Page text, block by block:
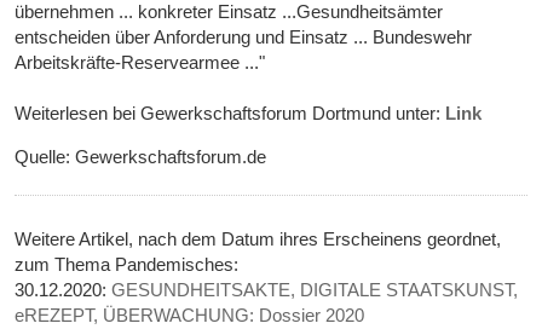
übernehmen ... konkreter Einsatz ...Gesundheitsämter
entscheiden über Anforderung und Einsatz ... Bundeswehr
Arbeitskräfte-Reservearmee ..."
Weiterlesen bei Gewerkschaftsforum Dortmund unter: Link
Quelle: Gewerkschaftsforum.de
Weitere Artikel, nach dem Datum ihres Erscheinens geordnet,
zum Thema Pandemisches:
30.12.2020:GESUNDHEITSAKTE, DIGITALE STAATSKUNST,
eREZEPT, ÜBERWACHUNG: Dossier 2020